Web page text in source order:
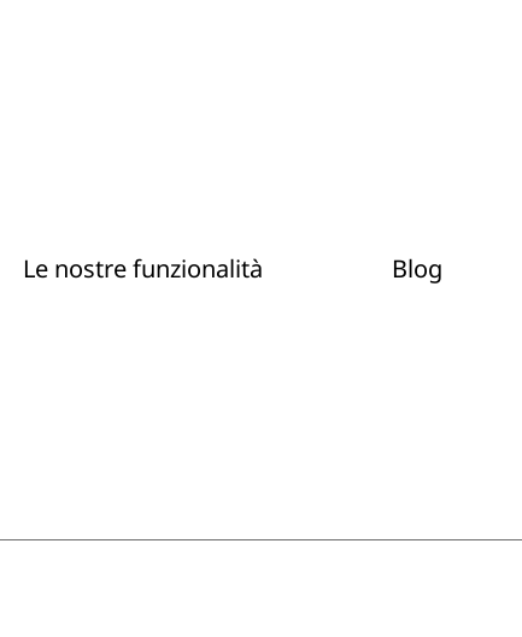
Le nostre funzionalità Blog